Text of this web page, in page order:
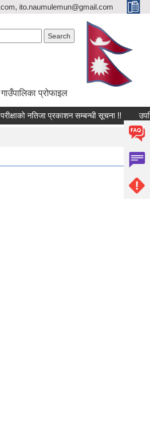
ito.naumulemun@gmail.com
गाउँपालिका प्रोफाइल
नतिजा प्रकाशन सम्बन्धी सूचना !! उपस्थित